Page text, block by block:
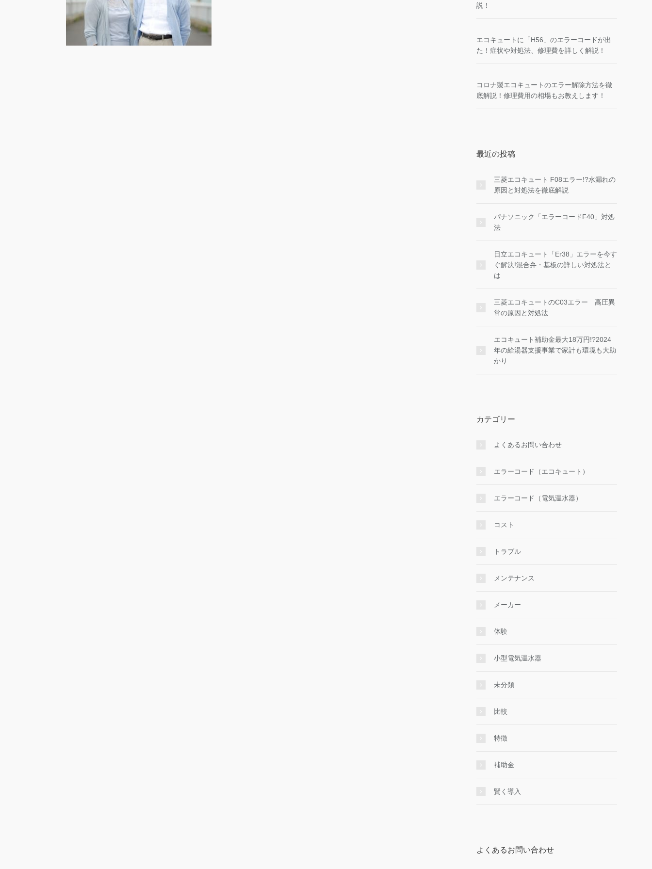
説！
エコキュートに「H56」のエラーコードが出
た！症状や対処法、修理費を詳しく解説！
コロナ製エコキュートのエラー解除方法を徹
底解説！修理費用の相場もお教えします！
最近の投稿
三菱エコキュート F08エラー!?水漏れの
原因と対処法を徹底解説
パナソニック「エラーコードF40」対処
法
日立エコキュート「Er38」エラーを今す
ぐ解決!混合弁・基板の詳しい対処法と
は
三菱エコキュートのC03エラー 高圧異
常の原因と対処法
エコキュート補助金最大18万円!?2024
年の給湯器支援事業で家計も環境も大助
かり
カテゴリー
よくあるお問い合わせ
エラーコード（エコキュート）
エラーコード（電気温水器）
コスト
トラブル
メンテナンス
メーカー
体験
小型電気温水器
未分類
比較
特徴
補助金
賢く導入
よくあるお問い合わせ